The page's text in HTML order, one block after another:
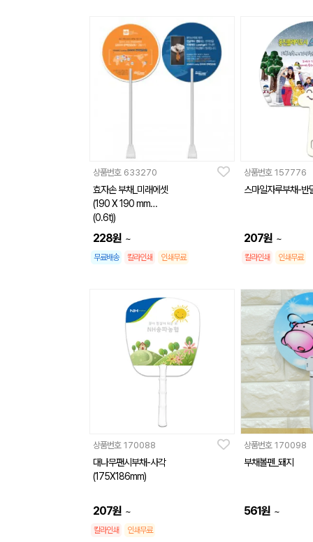
상품번호 633270
효자손 부채_미래에셋
(190 X 190 mm
(0.6t))
228원 ~
무료배송 칼라인쇄 인쇄무료
상품번호 157776
스마일자루부채-반
207원 ~
칼라인쇄 인쇄무료
상품번호 170088
대나무팬시부채-사각
(175X186mm)
207원 ~
칼라인쇄 인쇄무료
상품번호 170098
부채볼펜_돼지
561원 ~